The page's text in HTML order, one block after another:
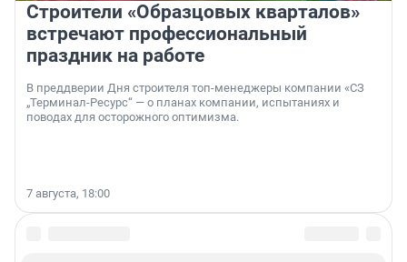
Строители «Образцовых кварталов»
встречают профессиональный
праздник на работе
В преддверии Дня строителя топ-менеджеры компании «СЗ
„Терминал-Ресурс“ — о планах компании, испытаниях и
поводах для осторожного оптимизма.
7 августа, 18:00